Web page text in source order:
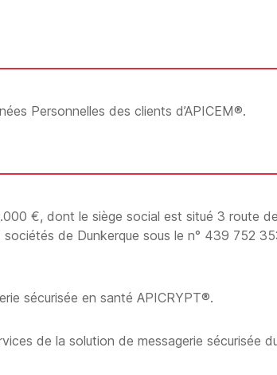
Personnelles des clients d’APICEM®.
€, dont le siège social est situé 3 route
de Dunkerque sous le n° 439 752
sécurisée en santé APICRYPT®.
de la solution de messagerie sécurisée